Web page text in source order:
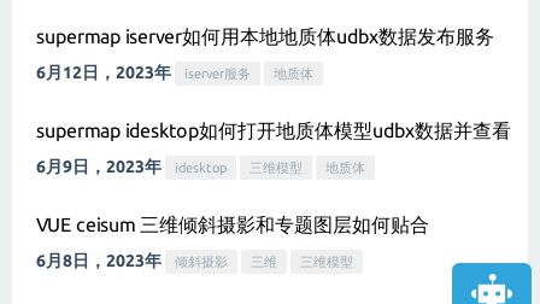
supermap iserver如何用本地地质体udbx数据发布服务
6月12日，2023年 iserver服务 地质体
supermap idesktop如何打开地质体模型udbx数据并查看
6月9日，2023年 idesktop 三维模型 地质体
VUE ceisum 三维倾斜摄影和专题图层如何贴合
6月8日，2023年 倾斜摄影 三维 三维模型